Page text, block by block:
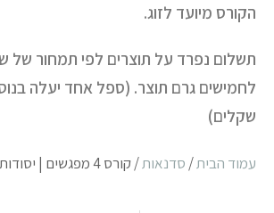
הקורס מיועד לזוג.
תשלום נפרד על תוצרים לפי תמחור של
לחמישים גרם תוצר. (ספל אחד יעלה
שקלים)
עמוד הבית/ סדנאות/ קורס 4 מפגשים | יסודות הקדרות